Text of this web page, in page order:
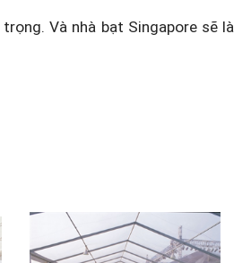
Và nhà bạt Singapore sẽ là